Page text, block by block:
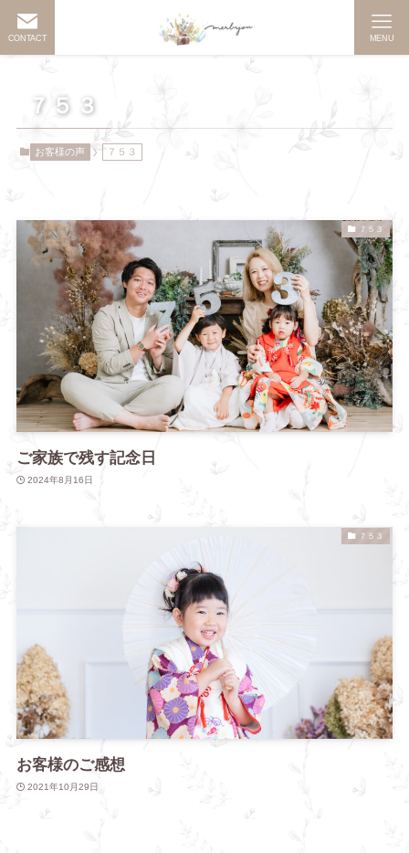
CONTACT MENU
７５３
お客様の声 ７５３
７５３
ご家族で残す記念日
2024年8月16日
７５３
お客様のご感想
2021年10月29日